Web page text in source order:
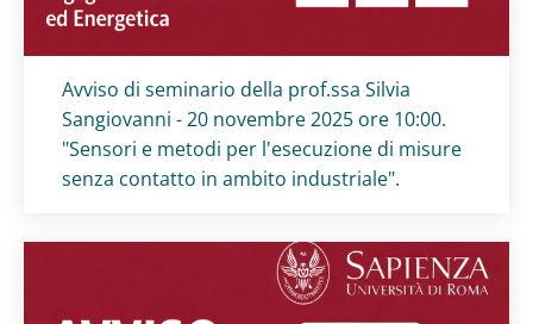
Titolo card:
Avviso di seminario della prof.ssa Silvia
Sangiovanni - 20 novembre 2025 ore 10:00.
"Sensori e metodi per l'esecuzione di misure
senza contatto in ambito industriale".